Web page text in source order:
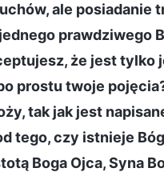
ale posiadanie
prawdziwego
że jest tylko
prostu twoje
tak jak jest
tego, czy istnieje
Boga Ojca, Syna